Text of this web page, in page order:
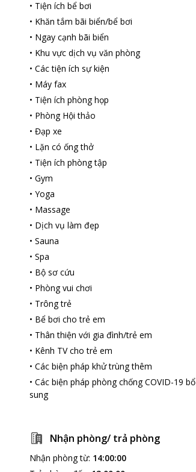
• Tiện ích bể bơi
• Khăn tắm bãi biển/bể bơi
• Ngay cạnh bãi biển
• Khu vực dịch vụ văn phòng
• Các tiện ích sự kiện
• Máy fax
• Tiện ích phòng họp
• Phòng Hội thảo
• Đạp xe
• Lặn có ống thở
• Tiện ích phòng tập
• Gym
• Yoga
• Massage
• Dịch vụ làm đẹp
• Sauna
• Spa
• Bộ sơ cứu
• Phòng vui chơi
• Trông trẻ
• Bể bơi cho trẻ em
• Thân thiện với gia đình/trẻ em
• Kênh TV cho trẻ em
• Các biện pháp khử trùng thêm
• Các biện pháp phòng chống COVID-19 bổ
sung
Nhận phòng/ trả phòng
Nhận phòng từ: 14:00:00